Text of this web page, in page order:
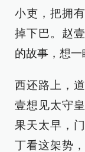
小吏，把拥
掉下巴。赵
的故事，想一
西还路上，
壹想见太守
果天太早，
丁看这架势